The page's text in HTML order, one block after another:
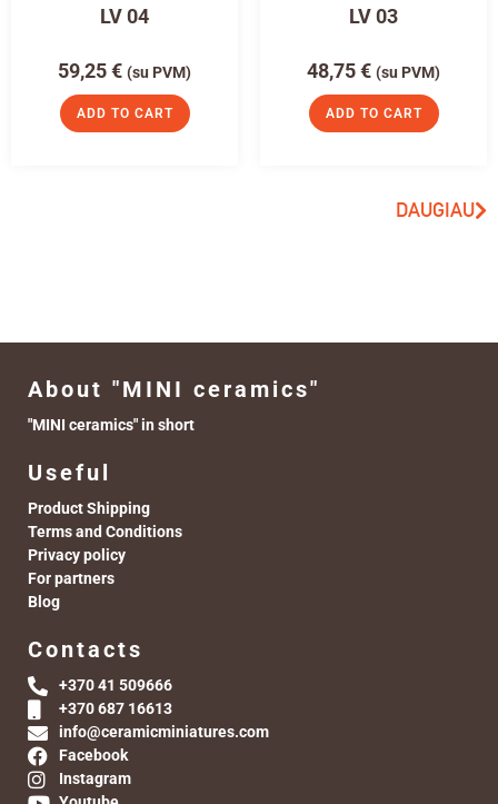
LV 04
59,25€ (su PVM)
ADD TO CART
LV 03
48,75€ (su PVM)
ADD TO CART
DAUGIAU
About "MINI ceramics"
"MINI ceramics" in short
Useful
Product Shipping
Terms and Conditions
Privacy policy
For partners
Blog
Contacts
+370 41 509666
+370 687 16613
info@ceramicminiatures.com
Facebook
Instagram